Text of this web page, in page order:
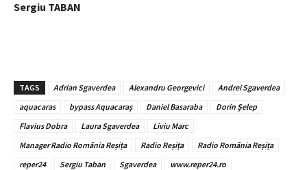
Sergiu TABAN
TAGS Adrian Sgaverdea Alexandru Georgevici
Andrei Sgaverdea
aquacaras
bypass Aquacaraș Daniel Basaraba
Dorin Șelep
Flavius Dobra
Laura Sgaverdea
Liviu Marc
Manager Radio România Reșița
Radio Reșița
Radio România Reșița
reper24
Sergiu Taban Sgaverdea www.reper24.ro